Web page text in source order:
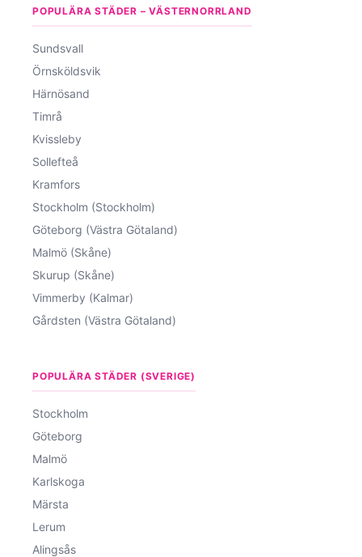
POPULÄRA STÄDER – VÄSTERNORRLAND
Sundsvall
Örnsköldsvik
Härnösand
Timrå
Kvissleby
Sollefteå
Kramfors
Stockholm (Stockholm)
Göteborg (Västra Götaland)
Malmö (Skåne)
Skurup (Skåne)
Vimmerby (Kalmar)
Gårdsten (Västra Götaland)
POPULÄRA STÄDER (SVERIGE)
Stockholm
Göteborg
Malmö
Karlskoga
Märsta
Lerum
Alingsås